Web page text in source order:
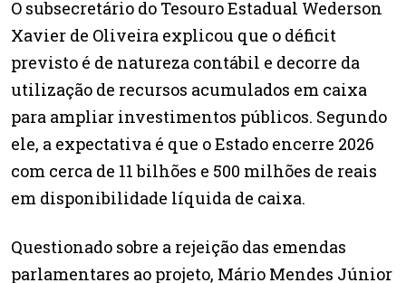
O subsecretário do Tesouro Estadual Wederson
Xavier de Oliveira explicou que o déficit
previsto é de natureza contábil e decorre da
utilização de recursos acumulados em caixa
para ampliar investimentos públicos. Segundo
ele, a expectativa é que o Estado encerre 2026
com cerca de 11 bilhões e 500 milhões de reais
em disponibilidade líquida de caixa.
Questionado sobre a rejeição das emendas
parlamentares ao projeto, Mário Mendes Júnior